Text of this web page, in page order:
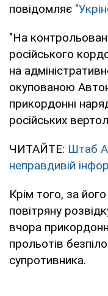
повідомляє
"На
російського
на
окупованою
прикордонні
російських
ЧИТАЙТЕ: Штаб
неправдивій
Крім того, за
повітряну
вчора
прольотів
супротивника.